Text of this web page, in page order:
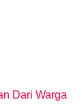
Dari Warga